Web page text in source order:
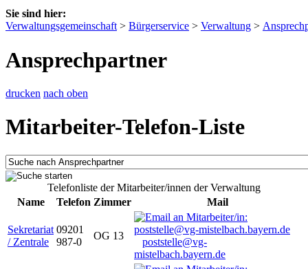
Sie sind hier:
Verwaltungsgemeinschaft > Bürgerservice > Verwaltung >
Ansprechpartner
drucken nach oben
Mitarbeiter-Telefon-Liste
Telefonliste der Mitarbeiter/innen der Verwaltung
Name
Telefon Zimmer Mail
Sekretariat
/ Zentrale
09201
987-0
OG 13
poststelle@vg-
mistelbach.bayern.de